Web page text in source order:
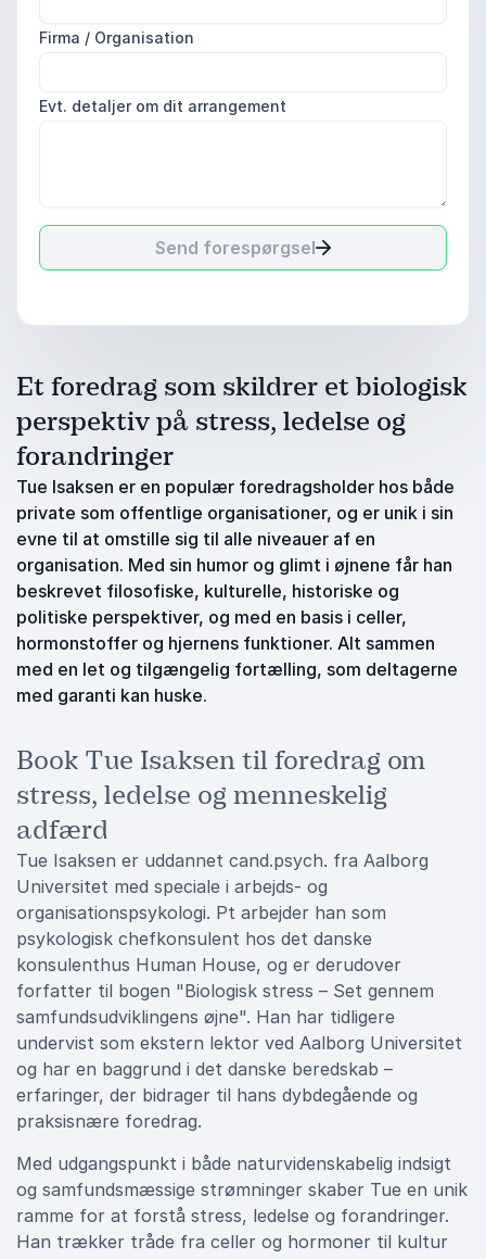
Firma / Organisation
Evt. detaljer om dit arrangement
Send forespørgsel
Et foredrag som skildrer et biologisk
perspektiv på stress, ledelse og
forandringer
Tue Isaksen er en populær foredragsholder hos både
private som offentlige organisationer, og er unik i sin
evne til at omstille sig til alle niveauer af en
organisation. Med sin humor og glimt i øjnene får han
beskrevet filosofiske, kulturelle, historiske og
politiske perspektiver, og med en basis i celler,
hormonstoffer og hjernens funktioner. Alt sammen
med en let og tilgængelig fortælling, som deltagerne
med garanti kan huske.
Book Tue Isaksen til foredrag om
stress, ledelse og menneskelig
adfærd
Tue Isaksen er uddannet cand.psych. fra Aalborg
Universitet med speciale i arbejds- og
organisationspsykologi. Pt arbejder han som
psykologisk chefkonsulent hos det danske
konsulenthus Human House, og er derudover
forfatter til bogen "Biologisk stress – Set gennem
samfundsudviklingens øjne". Han har tidligere
undervist som ekstern lektor ved Aalborg Universitet
og har en baggrund i det danske beredskab –
erfaringer, der bidrager til hans dybdegående og
praksisnære foredrag.
Med udgangspunkt i både naturvidenskabelig indsigt
og samfundsmæssige strømninger skaber Tue en unik
ramme for at forstå stress, ledelse og forandringer.
Han trækker tråde fra celler og hormoner til kultur